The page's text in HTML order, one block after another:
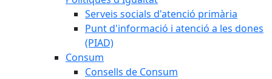
Serveis socials d'atenció primària
Punt d'informació i atenció a les dones
(PIAD)
Consum
Consells de Consum